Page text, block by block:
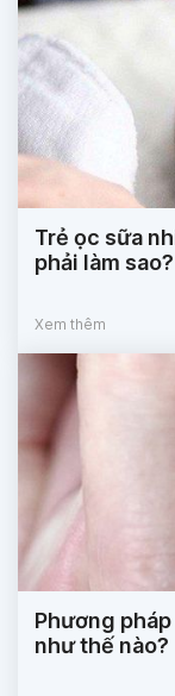
Trẻ ọc sữa
phải làm sao?
Xem thêm
Phương
như thế nào?